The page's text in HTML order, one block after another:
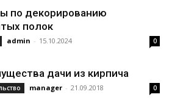
по декорированию
полок
admin - 15.10.2024 0
дачи из кирпича
manager - 21.09.2018 0